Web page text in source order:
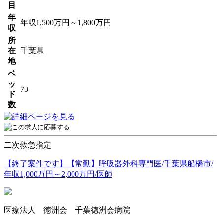
目
年
収
年収1,500万円～1,800万円
所
在
地
千葉県
ベ
ッ
ド
数
73
二次救急指定
【終了案件です】【常勤】呼吸器外科専門医/千葉県船橋市/
年収1,000万円～2,000万円/医師
医療法人 徳洲会 千葉徳洲会病院